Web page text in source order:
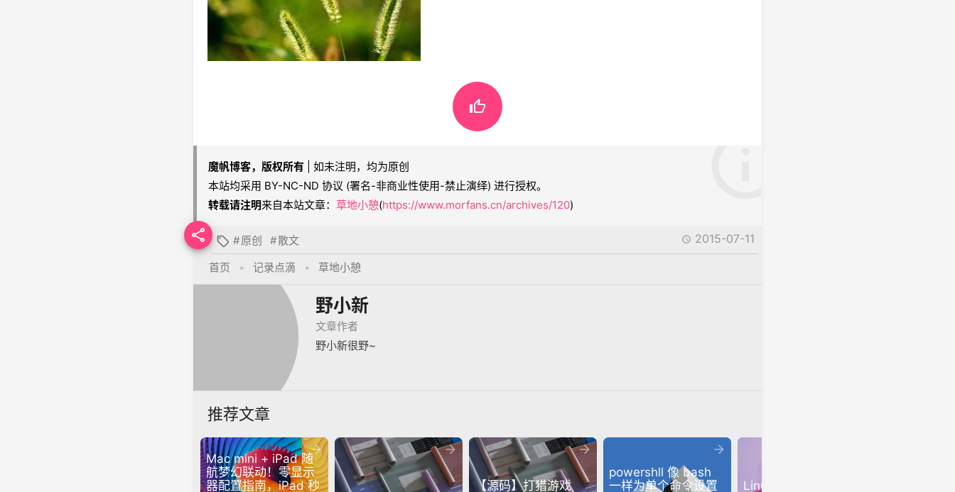

魔帆博客，版权所有 | 如未注明，均为原创
本站均采用 BY-NC-ND 协议 (署名-非商业性使用-禁止演绎) 进行授权。
转载请注明来自本站文章： 草地小憩(https://www.morfans.cn/archives/120)
  #原创 #散文  2015-07-11
首页 • 记录点滴 • 草地小憩
野小新
文章作者
野小新很野~
推荐文章
Mac mini + iPad 随
航梦幻联动！零显示
器配置指南，iPad 秒
 
【源码】打猎游戏

powershll 像 bash
一样为单个命令设置

Linux 教程：Linux 初